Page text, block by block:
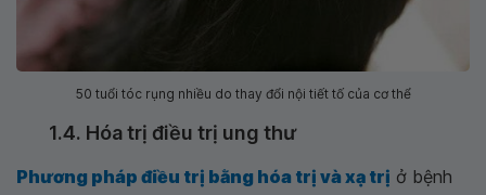
50 tuổi tóc rụng nhiều do thay đổi nội tiết tố của cơ thể
1.4. Hóa trị điều trị ung thư
Phương pháp điều trị bằng hóa trị và xạ trị ở bệnh